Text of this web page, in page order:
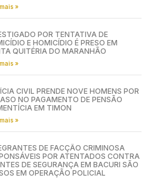
»
POR TENTATIVA DE
E HOMICÍDIO É PRESO EM
QUITÉRIA DO MARANHÃO
»
CIVIL PRENDE NOVE HOMENS POR
NO PAGAMENTO DE PENSÃO
EM TIMON
»
DE FACÇÃO CRIMINOSA
POR ATENTADOS CONTRA
DE SEGURANÇA EM BACURI SÃO
EM OPERAÇÃO POLICIAL